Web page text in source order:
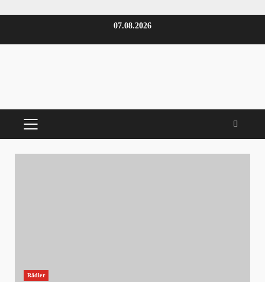
07.08.2026
PRIMÄRES
Rädler